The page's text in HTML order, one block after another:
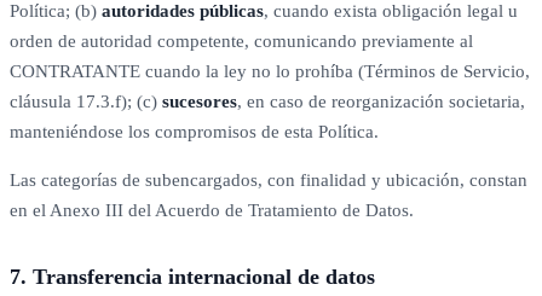
Política; (b) autoridades públicas, cuando exista obligación legal u
orden de autoridad competente, comunicando previamente al
CONTRATANTE cuando la ley no lo prohíba (Términos de Servicio,
cláusula 17.3.f); (c) sucesores, en caso de reorganización societaria,
manteniéndose los compromisos de esta Política.
Las categorías de subencargados, con finalidad y ubicación, constan
en el Anexo III del Acuerdo de Tratamiento de Datos.
7. Transferencia internacional de datos